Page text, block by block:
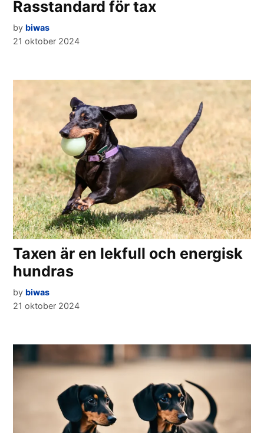
Rasstandard för tax
by biwas
21 oktober 2024
Taxen är en lekfull och energisk
hundras
by biwas
21 oktober 2024